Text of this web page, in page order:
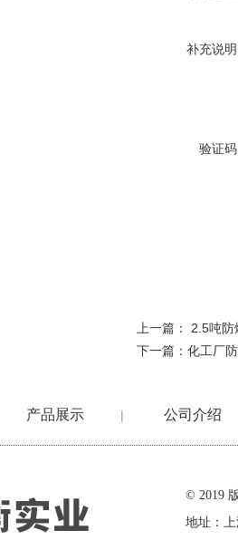
补充说
验证
上一篇： 2.5吨防
下一篇： 化工厂
产品展示 | 公司介绍
© 2019
地址：